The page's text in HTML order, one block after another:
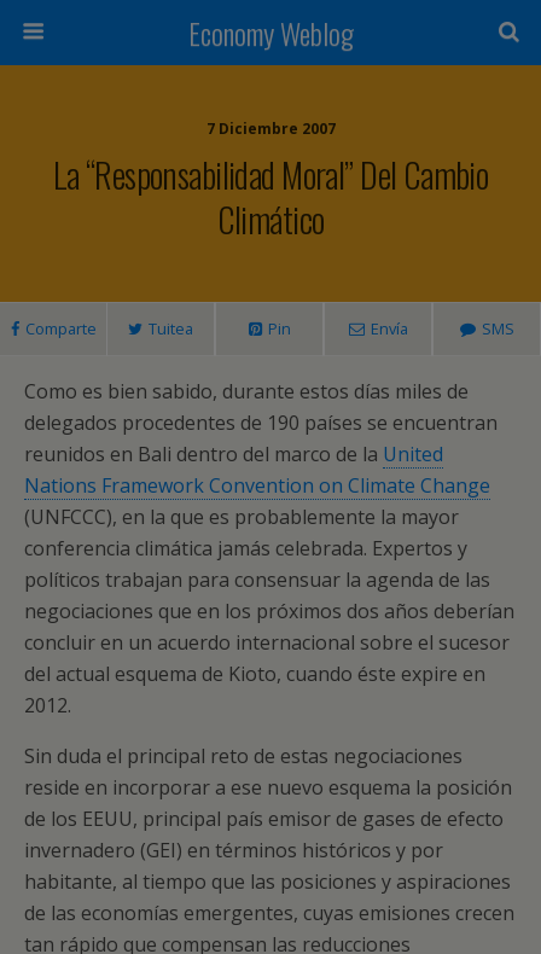
Economy Weblog
7 Diciembre 2007
La “responsabilidad Moral” Del Cambio
Climático
Comparte Tuitea Pin Envía SMS
Como es bien sabido, durante estos días miles de
delegados procedentes de 190 países se encuentran
reunidos en Bali dentro del marco de la United
Nations Framework Convention on Climate Change
(UNFCCC), en la que es probablemente la mayor
conferencia climática jamás celebrada. Expertos y
políticos trabajan para consensuar la agenda de las
negociaciones que en los próximos dos años deberían
concluir en un acuerdo internacional sobre el sucesor
del actual esquema de Kioto, cuando éste expire en
2012.
Sin duda el principal reto de estas negociaciones
reside en incorporar a ese nuevo esquema la posición
de los EEUU, principal país emisor de gases de efecto
invernadero (GEI) en términos históricos y por
habitante, al tiempo que las posiciones y aspiraciones
de las economías emergentes, cuyas emisiones crecen
tan rápido que compensan las reducciones